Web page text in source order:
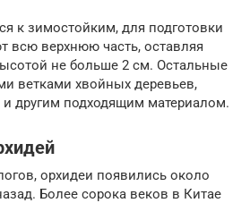
к зимостойким, для подготовки
всю верхнюю часть, оставляя
не больше 2 см. Остальные
ветками хвойных деревьев,
другим подходящим материалом.
орхидеи появились около
Более сорока веков в Китае